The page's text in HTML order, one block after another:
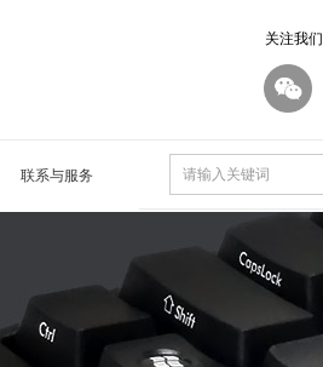
关注我们
联系与服务